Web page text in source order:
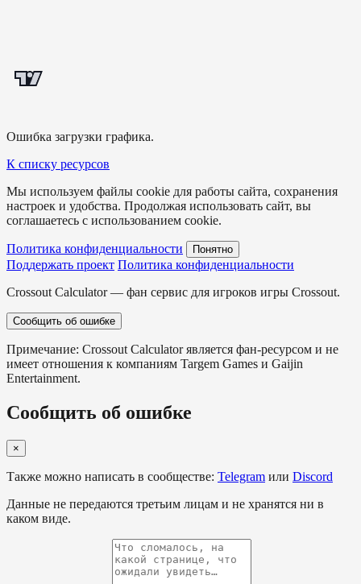
Ошибка загрузки графика.
К списку ресурсов
Мы используем файлы cookie для работы сайта, сохранения
настроек и удобства. Продолжая использовать сайт, вы
соглашаетесь с использованием cookie.
Политика конфиденциальности Понятно
Поддержать проект Политика конфиденциальности
Crossout Calculator — фан сервис для игроков игры Crossout.
Сообщить об ошибке
Примечание: Crossout Calculator является фан-ресурсом и не
имеет отношения к компаниям Targem Games и Gaijin
Entertainment.
Сообщить об ошибке
×
Также можно написать в сообществе: Telegram или Discord
Данные не передаются третьим лицам и не хранятся ни в
каком виде.